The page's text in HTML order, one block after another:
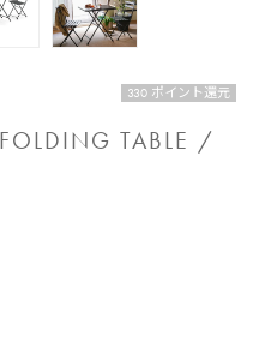
330 ポイント還元
TABLE /